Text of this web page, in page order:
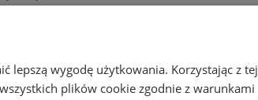
lepszą wygodę użytkowania. Korzystając z tej
plików cookie zgodnie z warunkami